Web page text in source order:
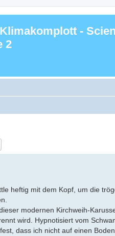
-
2
heftig mit dem Kopf, um die
modernen Kirchweih-
wird. Hypnotisiert vom
dass ich nicht auf einen